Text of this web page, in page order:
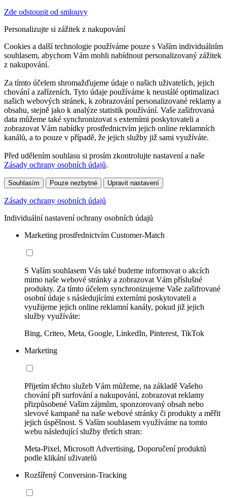
Zde odstoupit od smlouvy
Personalizujte si zážitek z nakupování
Cookies a další technologie používáme pouze s Vaším individuálním
souhlasem, abychom Vám mohli nabídnout personalizovaný zážitek
z nakupování.
Za tímto účelem shromažďujeme údaje o našich uživatelích, jejich
chování a zařízeních. Tyto údaje používáme k neustálé optimalizaci
našich webových stránek, k zobrazování personalizované reklamy a
obsahu, stejně jako k analýze statistik používání. Vaše zašifrovaná
data můžeme také synchronizovat s externími poskytovateli a
zobrazovat Vám nabídky prostřednictvím jejich online reklamních
kanálů, a to pouze v případě, že jejich služby již sami využíváte.
Před udělením souhlasu si prosím zkontrolujte nastavení a naše
Zásady ochrany osobních údajů.
Souhlasím Pouze nezbytné Upravit nastavení
Zásady ochrany osobních údajů
Individuální nastavení ochrany osobních údajů
Marketing prostřednictvím Customer-Match
S Vaším souhlasem Vás také budeme informovat o akcích
mimo naše webové stránky a zobrazovat Vám příslušné
produkty. Za tímto účelem synchronizujeme Vaše zašifrované
osobní údaje s následujícími externími poskytovateli a
využijeme jejich online reklamní kanály, pokud již jejich
služby využíváte:
Bing, Criteo, Meta, Google, LinkedIn, Pinterest, TikTok
Marketing
Přijetím těchto služeb Vám můžeme, na základě Vašeho
chování při surfování a nakupování, zobrazovat reklamy
přizpůsobené Vašim zájmům, sponzorovaný obsah nebo
slevové kampaně na naše webové stránky či produkty a měřit
jejich úspěšnost. S Vaším souhlasem využíváme na tomto
webu následující služby třetích stran:
Meta-Pixel, Microsoft Advertising, Doporučení produktů
podle klikání uživatelů
Rozšířený Conversion-Tracking